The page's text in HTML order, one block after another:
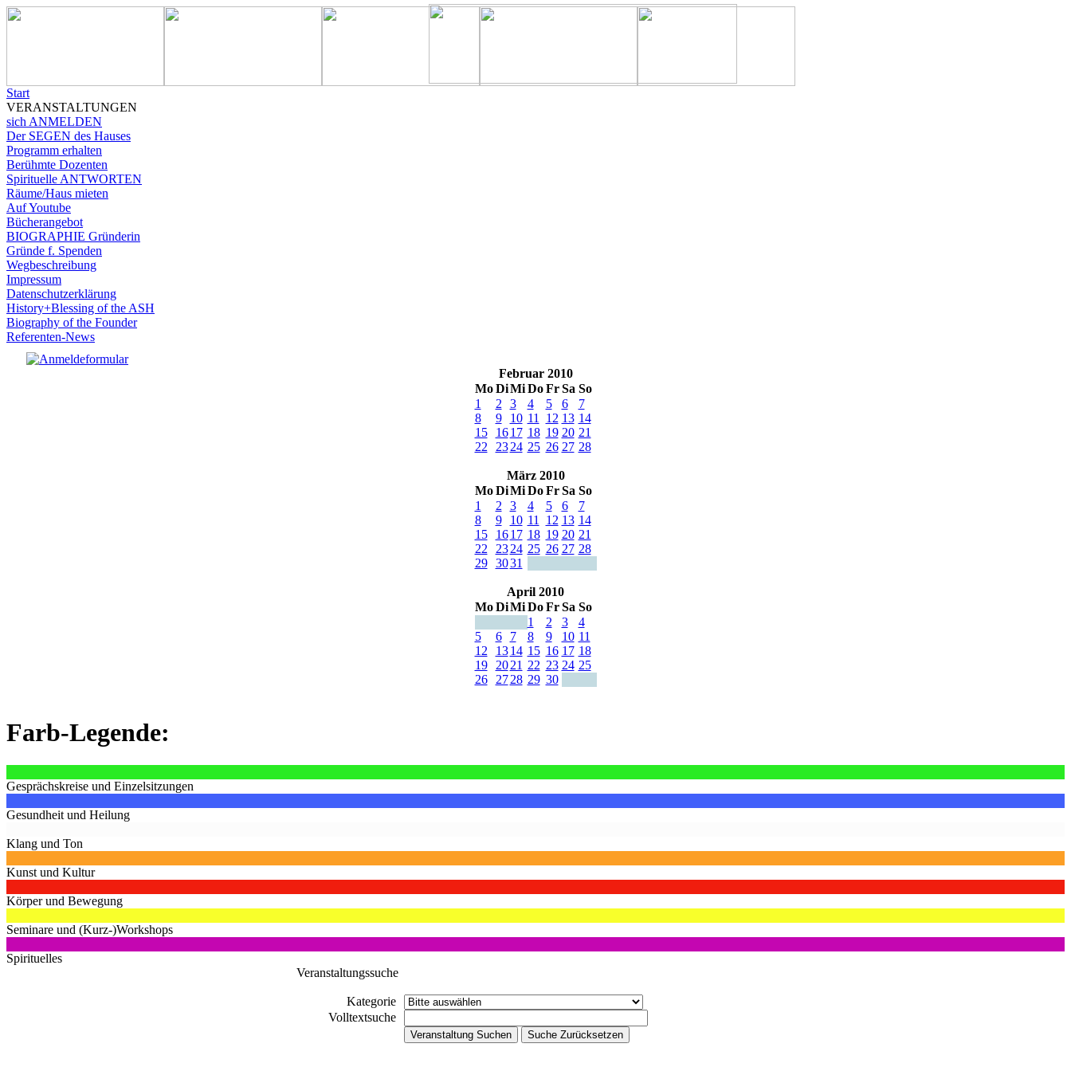
Start
VERANSTALTUNGEN
sich ANMELDEN
Der SEGEN des Hauses
Programm erhalten
Berühmte Dozenten
Spirituelle ANTWORTEN
Räume/Haus mieten
Auf Youtube
Bücherangebot
BIOGRAPHIE Gründerin
Gründe f. Spenden
Wegbeschreibung
Impressum
Datenschutzerklärung
History+Blessing of the ASH
Biography of the Founder
Referenten-News
Februar 2010
Mo DiMi Do Fr Sa So
1
2 3 4 5 6
7
8
9 10 11 12 13 14
15
16 17 18 19 20 21
22
23 24 25 26 27 28
März 2010
Mo DiMi Do Fr Sa So
1
2 3 4 5 6
7
8
9 10 11 12 13 14
15
16 17 18 19 20 21
22
23 24 25 26 27 28
29
3031
April 2010
Mo DiMi Do Fr Sa So
1
2 3
4
5
6 7 8 9 10 11
12
13 14 15 16 17 18
19
20 21 22 23 24 25
26
27 28 29 30
Farb-Legende:
Gesprächskreise und Einzelsitzungen
Gesundheit und Heilung
Klang und Ton
Kunst und Kultur
Körper und Bewegung
Seminare und (Kurz-)Workshops
Spirituelles
Veranstaltungssuche
Kategorie
Volltextsuche